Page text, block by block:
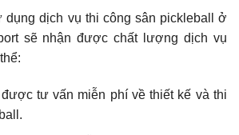
dụng dịch vụ thi công sân pickleball ở
sẽ nhận được chất lượng dịch vụ
tư vấn miễn phí về thiết kế và thi